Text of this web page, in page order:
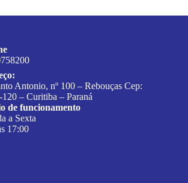
Antonio, nº 100 – Rebouças Cep:
– Curitiba – Paraná
de funcionamento
a Sexta
17:00